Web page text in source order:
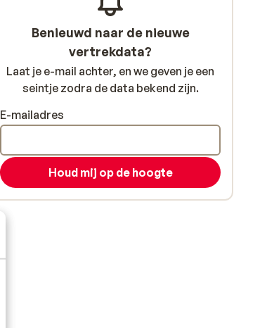
Benieuwd naar de nieuwe
vertrekdata?
Laat je e-mail achter, en we geven je een
seintje zodra de data bekend zijn.
E-mailadres
Houd mij op de hoogte